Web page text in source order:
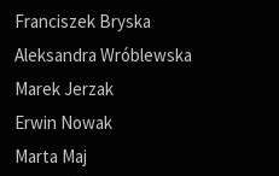
Franciszek Bryska
Aleksandra Wróblewska
Marek Jerzak
Erwin Nowak
Marta Maj